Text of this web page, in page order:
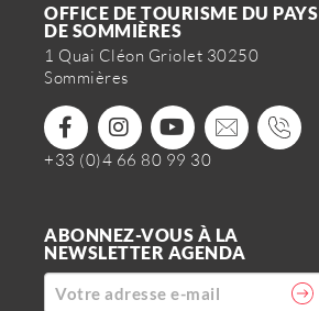
OFFICE DE TOURISME DU PAYS
DE SOMMIÈRES
1 Quai Cléon Griolet 30250
Sommières
+33 (0)4 66 80 99 30
ABONNEZ-VOUS À LA
NEWSLETTER AGENDA